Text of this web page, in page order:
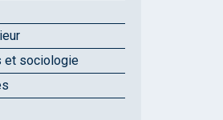
et sociologie